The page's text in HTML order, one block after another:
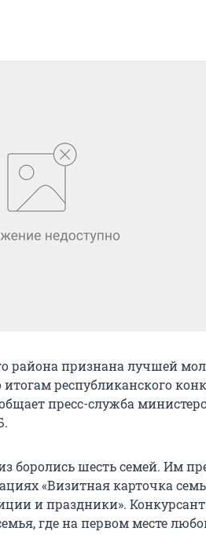
района признана лучшей
республиканского
пресс-служба
боролись шесть семей. Им
«Визитная карточка
и праздники».
где на первом месте